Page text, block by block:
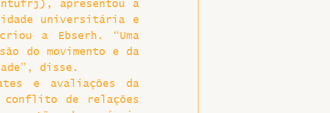
apresentou a
universitária e
a Ebserh. “Uma
do movimento e da
disse.
e avaliações da
conflito de relações